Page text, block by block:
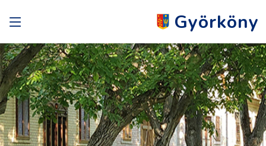
Györköny